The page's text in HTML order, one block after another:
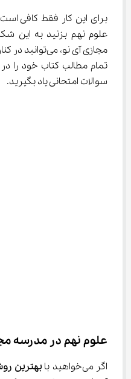
برای این کار فقط کافی
علوم نهم بزنید به این
مجازی آی نو،
تمام مطالب کتاب خود را
سوالات امتحانی یاد بگیرید.
علوم نهم در مدرسه
اگر می‌خواهید با
بهترین